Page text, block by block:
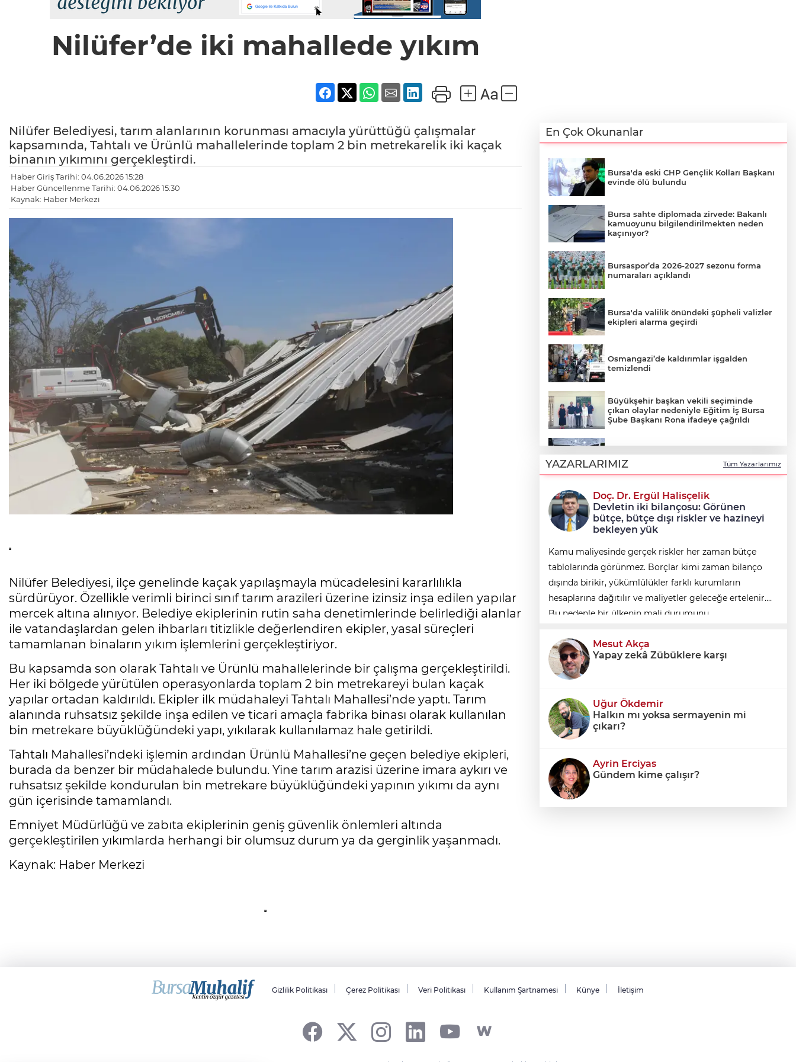
Nilüfer’de iki mahallede yıkım
Nilüfer Belediyesi, tarım alanlarının korunması amacıyla yürüttüğü çalışmalar
kapsamında, Tahtalı ve Ürünlü mahallelerinde toplam 2 bin metrekarelik iki kaçak
binanın yıkımını gerçekleştirdi.
Haber Giriş Tarihi: 04.06.2026 15:28
Haber Güncellenme Tarihi: 04.06.2026 15:30
Kaynak: Haber Merkezi
Nilüfer Belediyesi, ilçe genelinde kaçak yapılaşmayla mücadelesini kararlılıkla
sürdürüyor. Özellikle verimli birinci sınıf tarım arazileri üzerine izinsiz inşa edilen yapılar
mercek altına alınıyor. Belediye ekiplerinin rutin saha denetimlerinde belirlediği alanlar
ile vatandaşlardan gelen ihbarları titizlikle değerlendiren ekipler, yasal süreçleri
tamamlanan binaların yıkım işlemlerini gerçekleştiriyor.
Bu kapsamda son olarak Tahtalı ve Ürünlü mahallelerinde bir çalışma gerçekleştirildi.
Her iki bölgede yürütülen operasyonlarda toplam 2 bin metrekareyi bulan kaçak
yapılar ortadan kaldırıldı. Ekipler ilk müdahaleyi Tahtalı Mahallesi’nde yaptı. Tarım
alanında ruhsatsız şekilde inşa edilen ve ticari amaçla fabrika binası olarak kullanılan
bin metrekare büyüklüğündeki yapı, yıkılarak kullanılamaz hale getirildi.
Tahtalı Mahallesi’ndeki işlemin ardından Ürünlü Mahallesi’ne geçen belediye ekipleri,
burada da benzer bir müdahalede bulundu. Yine tarım arazisi üzerine imara aykırı ve
ruhsatsız şekilde kondurulan bin metrekare büyüklüğündeki yapının yıkımı da aynı
gün içerisinde tamamlandı.
Emniyet Müdürlüğü ve zabıta ekiplerinin geniş güvenlik önlemleri altında
gerçekleştirilen yıkımlarda herhangi bir olumsuz durum ya da gerginlik yaşanmadı.
Kaynak: Haber Merkezi
En Çok Okunanlar
Bursa'da eski CHP Gençlik Kolları Başkanı
evinde ölü bulundu
Bursa sahte diplomada zirvede: Bakanlı
kamuoyunu bilgilendirilmekten neden
kaçınıyor?
Bursaspor’da 2026-2027 sezonu forma
numaraları açıklandı
Bursa'da valilik önündeki şüpheli valizler
ekipleri alarma geçirdi
Osmangazi’de kaldırımlar işgalden
temizlendi
Büyükşehir başkan vekili seçiminde
çıkan olaylar nedeniyle Eğitim İş Bursa
Şube Başkanı Rona ifadeye çağrıldı
Şadi Özdemir, Esentepeliler’i dinledi
Nilüfer’de kaldırımlar temizlendi
YAZARLARIMIZ Tüm Yazarlarımız
Doç. Dr. Ergül Halisçelik
Devletin iki bilançosu: Görünen
bütçe, bütçe dışı riskler ve hazineyi
bekleyen yük
Kamu maliyesinde gerçek riskler her zaman bütçe
tablolarında görünmez. Borçlar kimi zaman bilanço
dışında birikir, yükümlülükler farklı kurumların
hesaplarına dağıtılır ve maliyetler geleceğe ertelenir.
Bu nedenle bir ülkenin mali durumunu
borç stok
Mesut Akça
Yapay zekâ Zübüklere karşı
Uğur Ökdemir
Halkın mı yoksa sermayenin mi
çıkarı?
Ayrin Erciyas
Gündem kime çalışır?
Gizlilik Politikası Çerez Politikası Veri Politikası Kullanım Şartnamesi Künye İletişim